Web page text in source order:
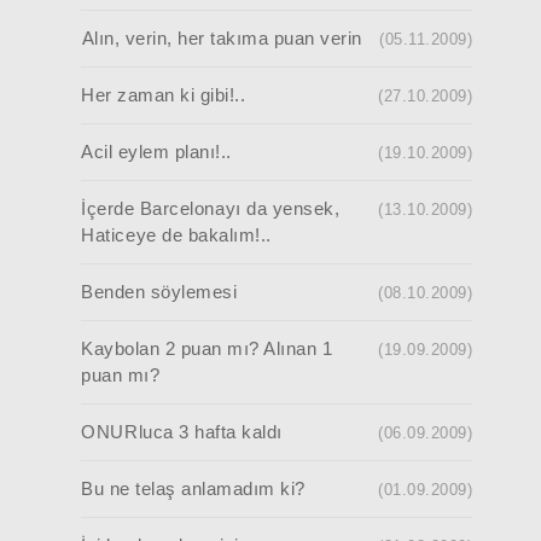
Alın, verin, her takıma puan verin (05.11.2009)
Her zaman ki gibi!.. (27.10.2009)
Acil eylem planı!.. (19.10.2009)
İçerde Barcelonayı da yensek,
Haticeye de bakalım!..
(13.10.2009)
Benden söylemesi (08.10.2009)
Kaybolan 2 puan mı? Alınan 1
puan mı?
(19.09.2009)
ONURluca 3 hafta kaldı (06.09.2009)
Bu ne telaş anlamadım ki? (01.09.2009)